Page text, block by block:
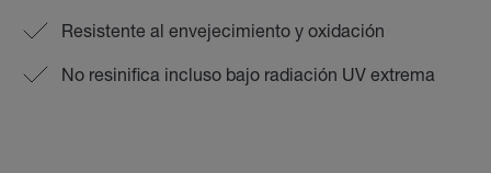
Resistente al envejecimiento y oxidación
No resinifica incluso bajo radiación UV extrema